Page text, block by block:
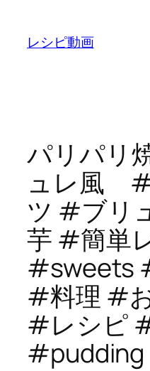
レシピ動画
パリパリ
ュレ風 #
ツ #ブリ
芋 #簡単
#sweets
#料理 #
#レシピ
#pudding